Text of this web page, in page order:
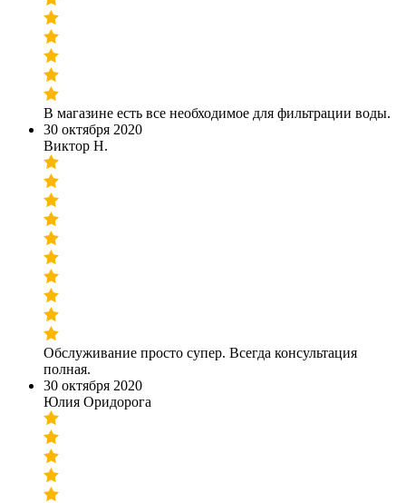
В магазине есть все необходимое для фильтрации воды.
30 октября 2020
Виктор Н.
Обслуживание просто супер. Всегда консультация
полная.
30 октября 2020
Юлия Оридорога